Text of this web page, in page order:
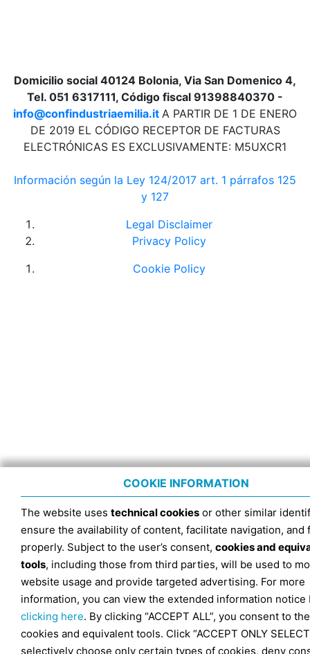
Domicilio social 40124 Bolonia, Via San Domenico 4,
Tel. 051 6317111, Código fiscal 91398840370 -
info@confindustriaemilia.it A PARTIR DE 1 DE ENERO
DE 2019 EL CÓDIGO RECEPTOR DE FACTURAS
ELECTRÓNICAS ES EXCLUSIVAMENTE: M5UXCR1
Información según la Ley 124/2017 art. 1 párrafos 125
y 127
Legal Disclaimer
Privacy Policy
Cookie Policy
COOKIE INFORMATION
The website uses technical cookies or other similar
ensure the availability of content, facilitate navigation, and
properly. Subject to the user’s consent, cookies and
tools, including those from third parties, will be used to
website usage and provide targeted advertising. For more
information, you can view the extended information notice
clicking here. By clicking “ACCEPT ALL”, you consent to
cookies and equivalent tools. Click “ACCEPT ONLY
selectively choose only certain types of cookies, deny